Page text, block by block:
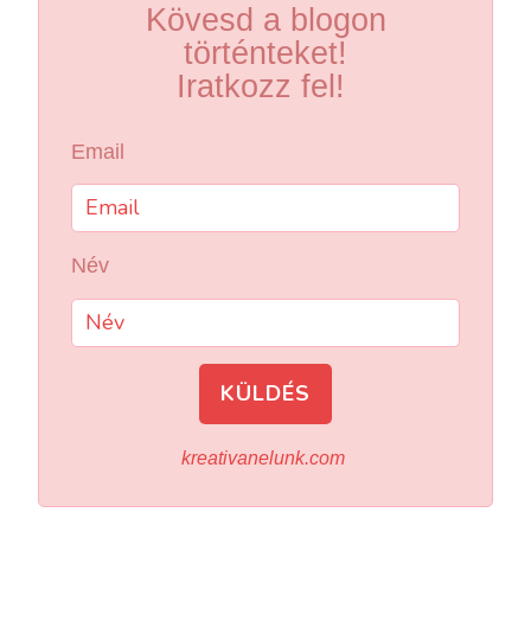
Kövesd a blogon
történteket!
Iratkozz fel!
Email
Név
KÜLDÉS
kreativanelunk.com